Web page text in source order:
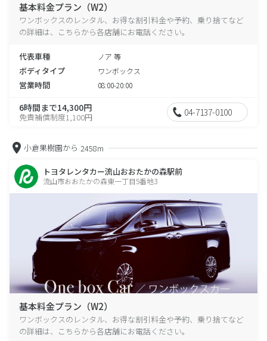
基本料金プラン（W2）
ワンボックスのレンタル、お得な割引料金や予約、乗り捨てなど
の詳細は、こちらから各店舗にお電話ください。
代表車種 ノア 等
ボディタイプ ワンボックス
営業時間 08:00-20:00
6時間まで14,300円
免責補償制度1,100円 04-7137-0100
小倉果樹園から 2458m
トヨタレンタカー流山おおたかの森駅前
流山市おおたかの森東一丁目5番地3
基本料金プラン（W2）
ワンボックスのレンタル、お得な割引料金や予約、乗り捨てなど
の詳細は、こちらから各店舗にお電話ください。